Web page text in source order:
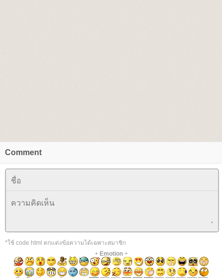
Comment
*ใช้ code html ตกแต่งข้อความได้เฉพาะสมาชิก
+ Emotion+